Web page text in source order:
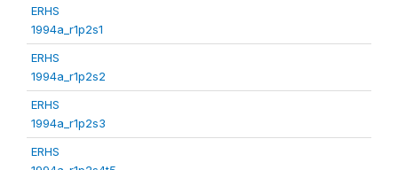
ERHS
1994a_r1p2s1
ERHS
1994a_r1p2s2
ERHS
1994a_r1p2s3
ERHS